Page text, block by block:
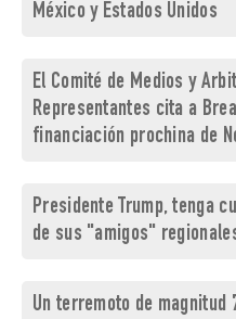
México y Estados Unidos
El Comité de Medios y
Representantes cita a
financiación prochina de
Presidente Trump, tenga
de sus "amigos"
Un terremoto de magnitud